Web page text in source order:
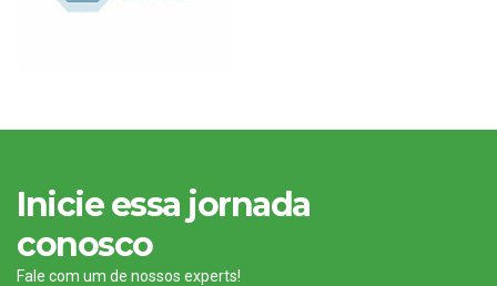
Inicie essa jornada
conosco
Fale com um de nossos experts!